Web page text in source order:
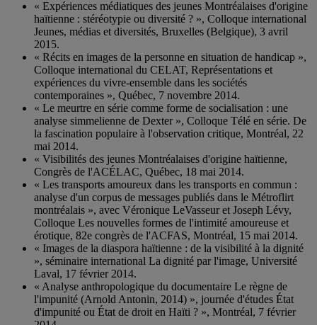
« Expériences médiatiques des jeunes Montréalaises d'origine
haïtienne : stéréotypie ou diversité ? », Colloque international
Jeunes, médias et diversités, Bruxelles (Belgique), 3 avril
2015.
« Récits en images de la personne en situation de handicap »,
Colloque international du CELAT, Représentations et
expériences du vivre-ensemble dans les sociétés
contemporaines », Québec, 7 novembre 2014.
« Le meurtre en série comme forme de socialisation : une
analyse simmelienne de Dexter », Colloque Télé en série. De
la fascination populaire à l'observation critique, Montréal, 22
mai 2014.
« Visibilités des jeunes Montréalaises d'origine haïtienne,
Congrès de l'ACÉLAC, Québec, 18 mai 2014.
« Les transports amoureux dans les transports en commun :
analyse d'un corpus de messages publiés dans le Métroflirt
montréalais », avec Véronique LeVasseur et Joseph Lévy,
Colloque Les nouvelles formes de l'intimité amoureuse et
érotique, 82e congrès de l'ACFAS, Montréal, 15 mai 2014.
« Images de la diaspora haïtienne : de la visibilité à la dignité
», séminaire international La dignité par l'image, Université
Laval, 17 février 2014.
« Analyse anthropologique du documentaire Le règne de
l'impunité (Arnold Antonin, 2014) », journée d'études État
d'impunité ou État de droit en Haïti ? », Montréal, 7 février